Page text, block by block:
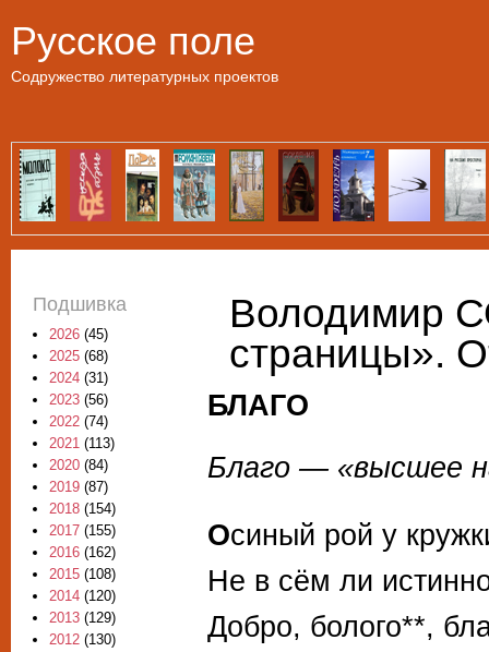
Русское поле
Содружество литературных проектов
Володимир
страницы».
БЛАГО
Благо — «высшее
Осиный рой у
Не в сём ли
Добро, болого**,
Подшивка
2026 (45)
2025 (68)
2024 (31)
2023 (56)
2022 (74)
2021 (113)
2020 (84)
2019 (87)
2018 (154)
2017 (155)
2016 (162)
2015 (108)
2014 (120)
2013 (129)
2012 (130)